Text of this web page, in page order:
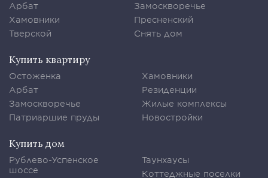
Арбат
Хамовники
Тверской
Замоскворечье
Пресненский
Снять дом
Купить квартиру
Остоженка
Арбат
Замоскворечье
Патриаршие пруды
Хамовники
Резиденции
Жилые комплексы
Новостройки
Купить дом
Рублево-Успенское
шоссе
Таунхаусы
Коттеджные поселки